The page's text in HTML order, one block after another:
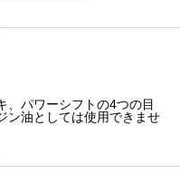
、パワーシフトの4つの目
ン油としては使用できませ